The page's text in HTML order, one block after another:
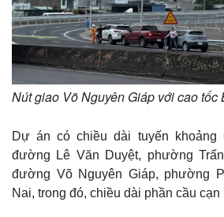
Nút giao Võ Nguyên Giáp với cao tốc
Dự án có chiều dài tuyến khoảng
đường Lê Văn Duyệt, phường
đường Võ Nguyên Giáp, phường
Nai, trong đó, chiều dài phần cầu cạn